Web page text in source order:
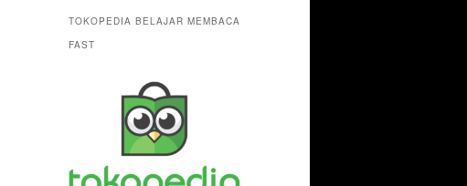
TOKOPEDIA BELAJAR MEMBACA
FAST